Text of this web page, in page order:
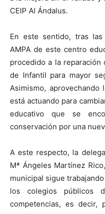
CEIP Al Ándalus.
En este sentido, tras
AMPA de este centro
procedido a la
de Infantil para mayor
Asimismo,
está actuando para
educativo que se
conservación por una
A este respecto, la
Mª Ángeles Martínez
municipal sigue
los colegios públicos
competencias, es decir,